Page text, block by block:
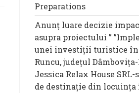
Preparations
Anunț luare decizie
asupra proiectului ”
unei investiții turistice în
Runcu, județul
Jessica Relax House
de destinație din locuința